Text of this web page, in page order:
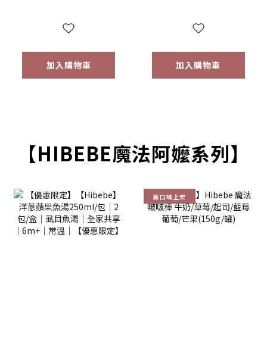
加入購物車
限定】
加入購物車
【HIBEBE魔法阿嬤系列】
新口味上架